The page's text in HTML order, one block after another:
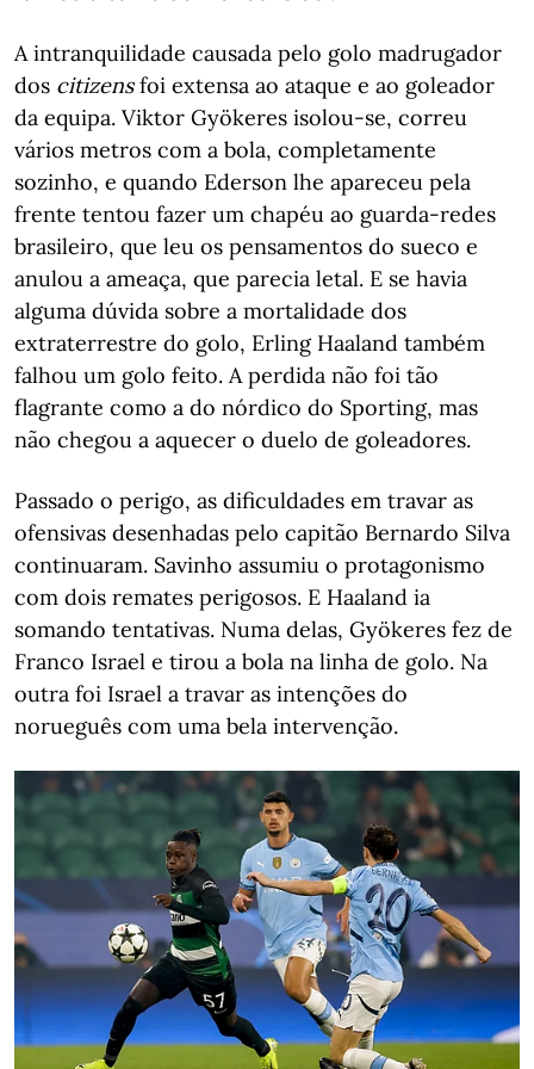
A intranquilidade causada pelo golo madrugador
dos citizensfoi extensa ao ataque e ao goleador
da equipa. Viktor Gyökeres isolou-se, correu
vários metros com a bola, completamente
sozinho, e quando Ederson lhe apareceu pela
frente tentou fazer um chapéu ao guarda-redes
brasileiro, que leu os pensamentos do sueco e
anulou a ameaça, que parecia letal. E se havia
alguma dúvida sobre a mortalidade dos
extraterrestre do golo, Erling Haaland também
falhou um golo feito. A perdida não foi tão
flagrante como a do nórdico do Sporting, mas
não chegou a aquecer o duelo de goleadores.
Passado o perigo, as dificuldades em travar as
ofensivas desenhadas pelo capitão Bernardo Silva
continuaram. Savinho assumiu o protagonismo
com dois remates perigosos. E Haaland ia
somando tentativas. Numa delas, Gyökeres fez de
Franco Israel e tirou a bola na linha de golo. Na
outra foi Israel a travar as intenções do
norueguês com uma bela intervenção.